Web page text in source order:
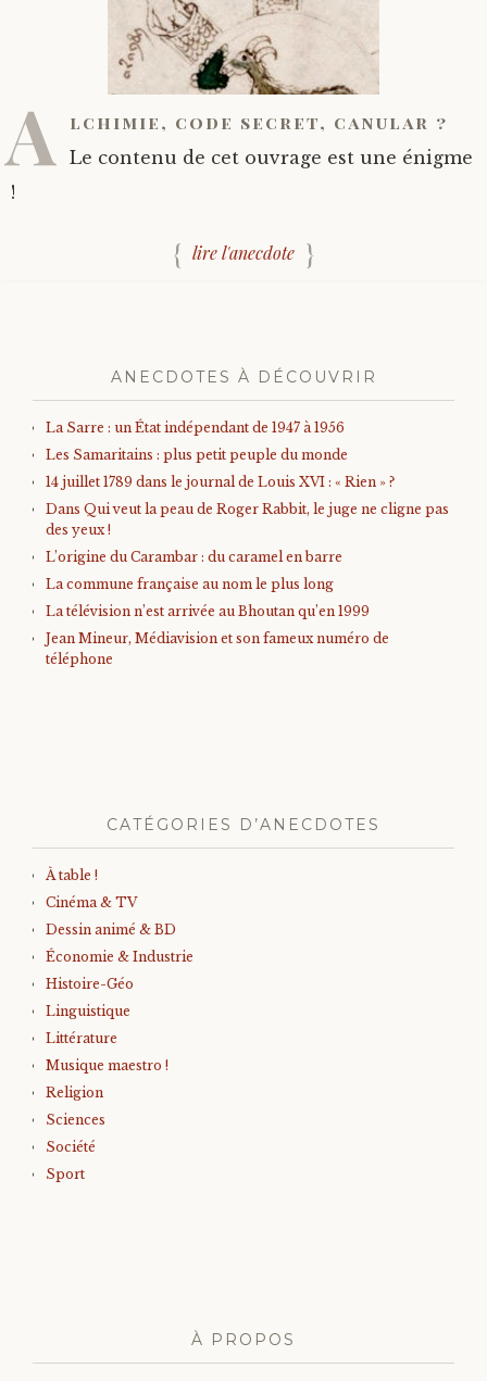
A lchimie, code secret, canular ?
Le contenu de cet ouvrage est une énigme
!
lire l'anecdote
ANECDOTES À DÉCOUVRIR
La Sarre : un État indépendant de 1947 à 1956
Les Samaritains : plus petit peuple du monde
14 juillet 1789 dans le journal de Louis XVI : « Rien » ?
Dans Qui veut la peau de Roger Rabbit, le juge ne cligne pas
des yeux !
L’origine du Carambar : du caramel en barre
La commune française au nom le plus long
La télévision n’est arrivée au Bhoutan qu’en 1999
Jean Mineur, Médiavision et son fameux numéro de
téléphone
CATÉGORIES D’ANECDOTES
À table !
Cinéma & TV
Dessin animé & BD
Économie & Industrie
Histoire-Géo
Linguistique
Littérature
Musique maestro !
Religion
Sciences
Société
Sport
À PROPOS